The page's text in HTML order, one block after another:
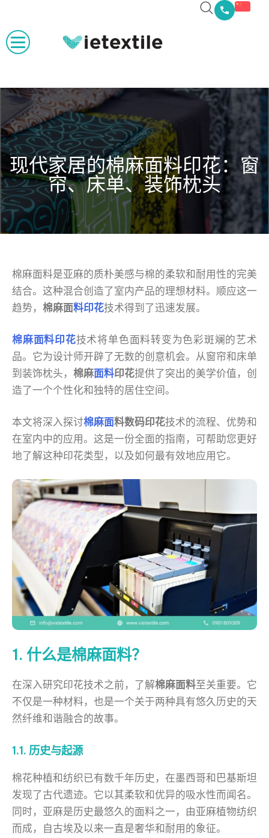
现代家居的棉麻面料印花：窗
帘、床单、装饰枕头
棉麻面料是亚麻的质朴美感与棉的柔软和耐用性的完美
结合。这种混合创造了室内产品的理想材料。顺应这一
趋势， 棉麻面料印花技术得到了迅速发展。
棉麻面料印花技术将单色面料转变为色彩斑斓的艺术
品。它为设计师开辟了无数的创意机会。从窗帘和床单
到装饰枕头， 棉麻面料印花提供了突出的美学价值，创
造了一个个性化和独特的居住空间。
本文将深入探讨棉麻面料数码印花技术的流程、优势和
在室内中的应用。这是一份全面的指南，可帮助您更好
地了解这种印花类型，以及如何最有效地应用它。
1. 什么是棉麻面料？
在深入研究印花技术之前，了解棉麻面料至关重要。它
不仅是一种材料，也是一个关于两种具有悠久历史的天
然纤维和谐融合的故事。
1.1. 历史与起源
棉花种植和纺织已有数千年历史，在墨西哥和巴基斯坦
发现了古代遗迹。它以其柔软和优异的吸水性而闻名。
同时，亚麻是历史最悠久的面料之一，由亚麻植物纺织
而成，自古埃及以来一直是奢华和耐用的象征。